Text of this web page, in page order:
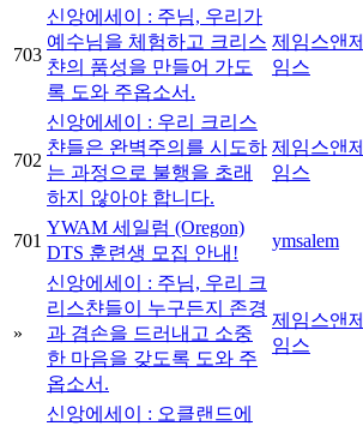
703
신앙에세이 : 주님, 우리가
예수님을 체험하고 크리스
챤의 품성을 만들어 가도
록 도와 주옵소서.
제임스앤제
임스
702
신앙에세이 : 우리 크리스
챤들은 완벽주의를 시도하
는 과정으로 불행을 초래
하지 않아야 합니다.
제임스앤제
임스
701
YWAM 세일럼 (Oregon)
DTS 훈련생 모집 안내!
ymsalem
»
신앙에세이 : 주님, 우리 크
리스챤들이 누구든지 존경
과 겸손을 드러내고 소중
한 마음을 갖도록 도와 주
옵소서.
제임스앤제
임스
신앙에세이 : 오클랜드에